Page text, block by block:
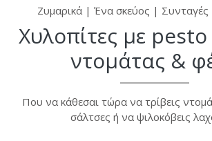
Ζυμαρικά | Ένα σκεύος | Συνταγές
Χυλοπίτες με pesto
ντομάτας &
Που να κάθεσαι τώρα να τρίβεις
σάλτσες ή να ψιλοκόβεις